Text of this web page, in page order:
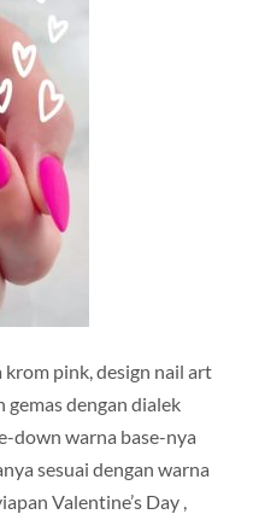
krom pink, design nail art
dengan dialek
down warna base-nya
sesuai dengan warna
Valentine’s Day ,